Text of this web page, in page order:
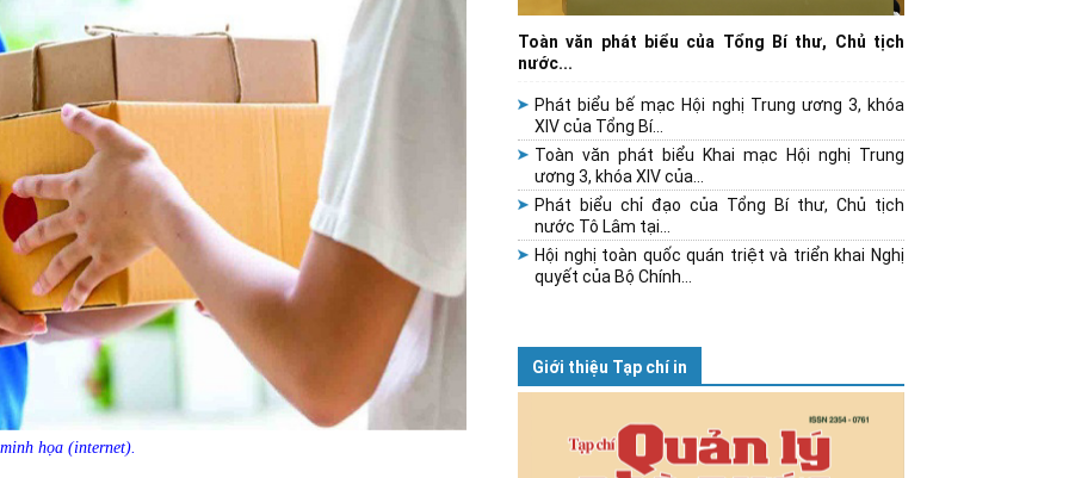
lý
nhà
họa (internet).
Toàn văn phát biểu của Tổng Bí thư, Chủ tịch
nước...
Phát biểu bế mạc Hội nghị Trung ương 3, khóa
XIV của Tổng Bí...
Toàn văn phát biểu Khai mạc Hội nghị Trung
ương 3, khóa XIV của...
Phát biểu chỉ đạo của Tổng Bí thư, Chủ tịch
nước Tô Lâm tại...
Hội nghị toàn quốc quán triệt và triển khai Nghị
quyết của Bộ Chính...
Giới thiệu Tạp chí in